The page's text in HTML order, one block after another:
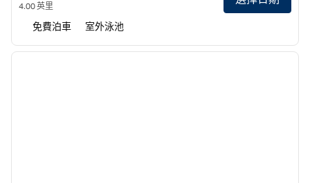
4.00 英里
免費泊車 室外泳池
第 1 頁，共 12 頁
下一